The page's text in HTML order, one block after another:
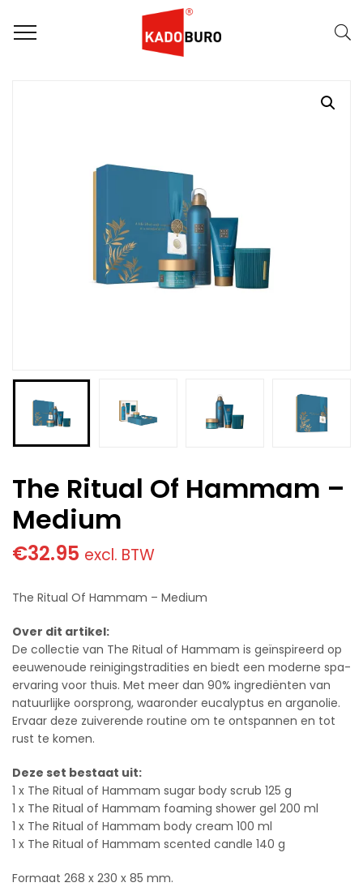
Home
Rituals giftsets
The Ritual Of Hammam – Medium
The Ritual Of Hammam –
Medium
€32.95 excl. BTW
The Ritual Of Hammam – Medium
Over dit artikel:
De collectie van The Ritual of Hammam is geïnspireerd op
eeuwenoude reinigingstradities en biedt een moderne spa-
ervaring voor thuis. Met meer dan 90% ingrediënten van
natuurlijke oorsprong, waaronder eucalyptus en arganolie.
Ervaar deze zuiverende routine om te ontspannen en tot
rust te komen.
Deze set bestaat uit:
1 x The Ritual of Hammam sugar body scrub 125 g
1 x The Ritual of Hammam foaming shower gel 200 ml
1 x The Ritual of Hammam body cream 100 ml
1 x The Ritual of Hammam scented candle 140 g
Formaat 268 x 230 x 85 mm.